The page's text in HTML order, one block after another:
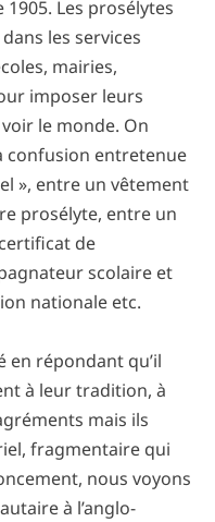
Les prosélytes
les services
mairies,
imposer leurs
le monde. On
confusion entretenue
», entre un vêtement
prosélyte, entre un
de
scolaire et
nationale etc.
en répondant qu’il
à leur tradition, à
mais ils
fragmentaire qui
nous voyons
à l’anglo-